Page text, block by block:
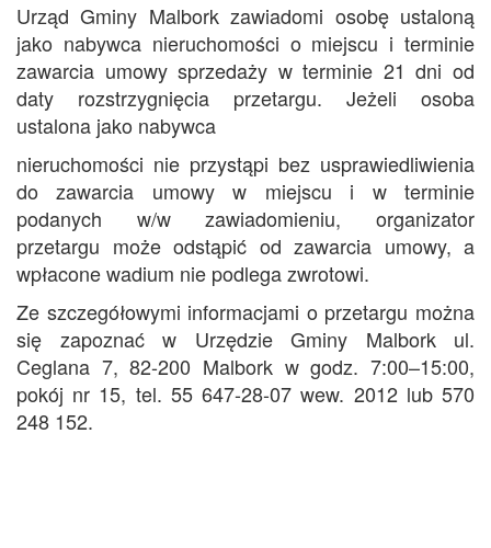
Urząd Gminy Malbork zawiadomi osobę ustaloną
jako nabywca nieruchomości o miejscu i terminie
zawarcia umowy sprzedaży w terminie 21 dni od
daty rozstrzygnięcia przetargu. Jeżeli osoba
ustalona jako nabywca
nieruchomości nie przystąpi bez usprawiedliwienia
do zawarcia umowy w miejscu i w terminie
podanych w/w zawiadomieniu, organizator
przetargu może odstąpić od zawarcia umowy, a
wpłacone wadium nie podlega zwrotowi.
Ze szczegółowymi informacjami o przetargu można
się zapoznać w Urzędzie Gminy Malbork ul.
Ceglana 7, 82-200 Malbork w godz. 7:00–15:00,
pokój nr 15, tel. 55 647-28-07 wew. 2012 lub 570
248 152.